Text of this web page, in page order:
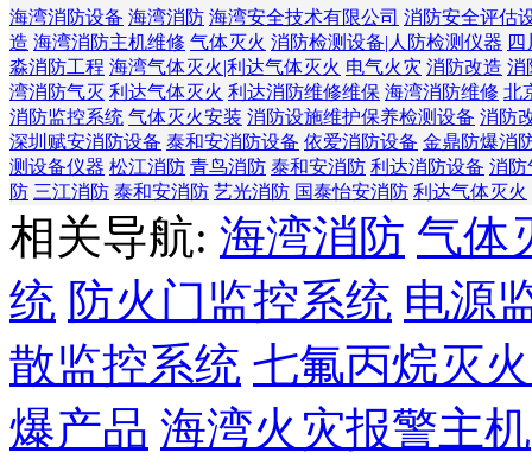
海湾消防设备 海湾消防 海湾安全技术有限公司 消防安全评估
造 海湾消防主机维修 气体灭火 消防检测设备|人防检测仪器
淼消防工程 海湾气体灭火|利达气体灭火 电气火灾 消防改造 消
湾消防气灭 利达气体灭火 利达消防维修维保 海湾消防维修 北
消防监控系统 气体灭火安装 消防设施维护保养检测设备 消防
深圳赋安消防设备 泰和安消防设备 依爱消防设备 金鼎防爆消
测设备仪器 松江消防 青鸟消防 泰和安消防 利达消防设备 消防
防 三江消防 泰和安消防 艺光消防 国泰怡安消防 利达气体灭火
相关导航: 海湾消防 气体
统 防火门监控系统 电源
散监控系统 七氟丙烷灭
爆产品 海湾火灾报警主机